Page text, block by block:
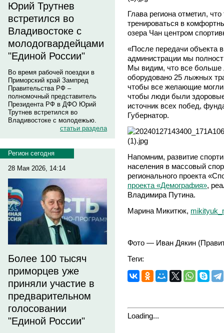
Юрий Трутнев
встретился во
Владивостоке с
молодогвардейцами
"Единой России"
Во время рабочей поездки в
Приморский край Зампред
Правительства РФ –
полномочный представитель
Президента РФ в ДФО Юрий
Трутнев встретился во
Владивостоке с молодежью.
статьи раздела
Регион сегодня
28 Мая 2026, 14:14
Более 100 тысяч
приморцев уже
приняли участие в
предварительном
голосовании
"Единой России"
Глава региона отметил,
тренироваться в
озера Чан центром
«После передачи объекта
администрации мы
Мы видим, что все больше
оборудовано 25 лыжных
чтобы все желающие
чтобы люди были здоровые
источник всех побед,
Губернатор.
Напомним, развитие
населения в массовый
регионального проекта
проекта «Демография»,
Владимира Путина.
Марина Микитюк,
Фото — Иван Дякин
Теги:
Loading...